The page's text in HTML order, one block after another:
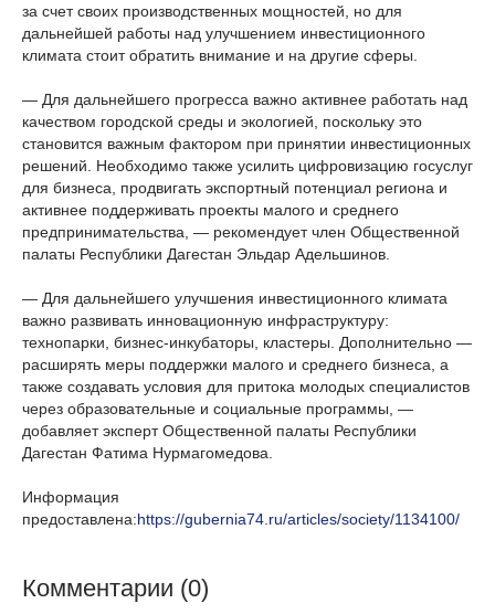
за счет своих производственных мощностей, но для
дальнейшей работы над улучшением инвестиционного
климата стоит обратить внимание и на другие сферы.
— Для дальнейшего прогресса важно активнее работать над
качеством городской среды и экологией, поскольку это
становится важным фактором при принятии инвестиционных
решений. Необходимо также усилить цифровизацию госуслуг
для бизнеса, продвигать экспортный потенциал региона и
активнее поддерживать проекты малого и среднего
предпринимательства, — рекомендует член Общественной
палаты Республики Дагестан Эльдар Адельшинов.
— Для дальнейшего улучшения инвестиционного климата
важно развивать инновационную инфраструктуру:
технопарки, бизнес-инкубаторы, кластеры. Дополнительно —
расширять меры поддержки малого и среднего бизнеса, а
также создавать условия для притока молодых специалистов
через образовательные и социальные программы, —
добавляет эксперт Общественной палаты Республики
Дагестан Фатима Нурмагомедова.
Информация
предоставлена:https://gubernia74.ru/articles/society/1134100/
Комментарии (0)